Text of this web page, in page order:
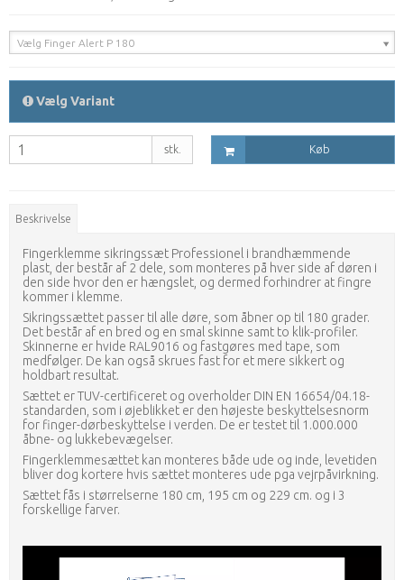
Vælg Finger Alert P 180
Vælg Variant
stk. Køb
Beskrivelse
Fingerklemme sikringssæt Professionel i brandhæmmende
plast, der består af 2 dele, som monteres på hver side af døren i
den side hvor den er hængslet, og dermed forhindrer at fingre
kommer i klemme.
Sikringssættet passer til alle døre, som åbner op til 180 grader.
Det består af en bred og en smal skinne samt to klik-profiler.
Skinnerne er hvide RAL9016 og fastgøres med tape, som
medfølger. De kan også skrues fast for et mere sikkert og
holdbart resultat.
Sættet er TUV-certificeret og overholder DIN EN 16654/04.18-
standarden, som i øjeblikket er den højeste beskyttelsesnorm
for finger-dørbeskyttelse i verden. De er testet til 1.000.000
åbne- og lukkebevægelser.
Fingerklemmesættet kan monteres både ude og inde, levetiden
bliver dog kortere hvis sættet monteres ude pga vejrpåvirkning.
Sættet fås i størrelserne 180 cm, 195 cm og 229 cm. og i 3
forskellige farver.